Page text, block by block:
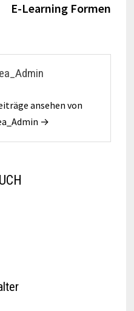
E-Learning Formen
ansehen von
→